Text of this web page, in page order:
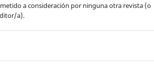
a consideración por ninguna otra revista (o
a).